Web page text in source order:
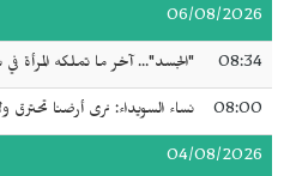
06/08/2026
08:34 "الجسد"... آخر ما تملكه المرأة في
08:00 نساء السويداء: نرى أرضنا تحترق
04/08/2026